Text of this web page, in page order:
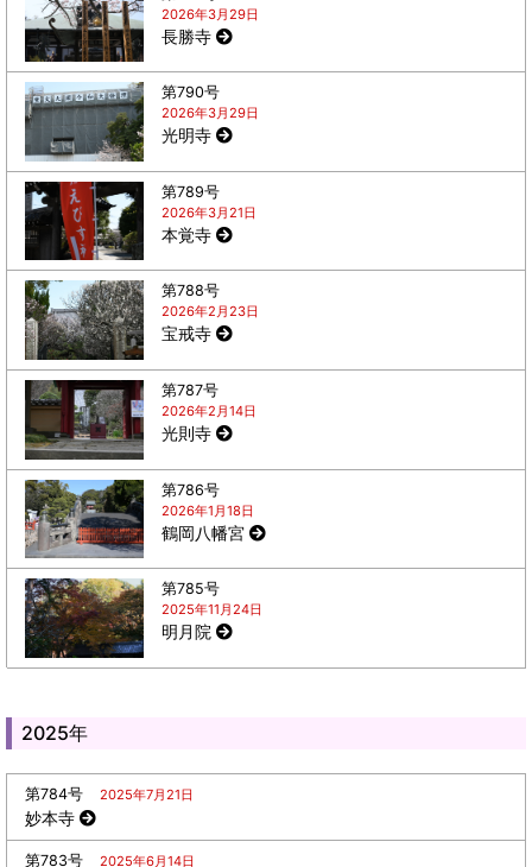
2026年3月29日
長勝寺
第790号
2026年3月29日
光明寺
第789号
2026年3月21日
本覚寺
第788号
2026年2月23日
宝戒寺
第787号
2026年2月14日
光則寺
第786号
2026年1月18日
鶴岡八幡宮
第785号
2025年11月24日
明月院
2025年
第784号 2025年7月21日
妙本寺
第783号 2025年6月14日